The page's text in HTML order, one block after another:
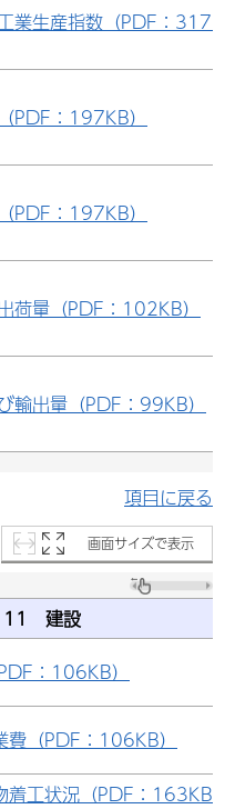
業生産指数（PDF：
PDF：197KB）
PDF：197KB）
荷量（PDF：102KB）
輸出量（PDF：99KB）
項目に戻る
画面サイズで表示
11 建設
：106KB）
（PDF：106KB）
工状況（PDF：163KB）